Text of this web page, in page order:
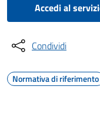
Accedi al
Condividi
Normativa di riferimento